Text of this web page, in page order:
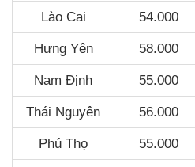
Lào Cai 54.000
Hưng Yên 58.000
Nam Định 55.000
Thái Nguyên 56.000
Phú Thọ 55.000